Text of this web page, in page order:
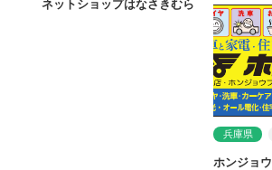
ネットショップはなさきむら
兵庫県
ホンジョウ